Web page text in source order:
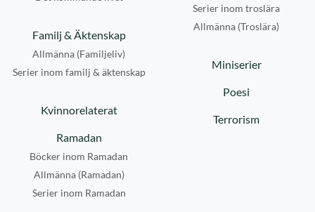
Serier inom troslära
Allmänna (Troslära)
Familj & Äktenskap
Allmänna (Familjeliv)
Serier inom familj & äktenskap
Miniserier
Poesi
Kvinnorelaterat
Terrorism
Ramadan
Böcker inom Ramadan
Allmänna (Ramadan)
Serier inom Ramadan